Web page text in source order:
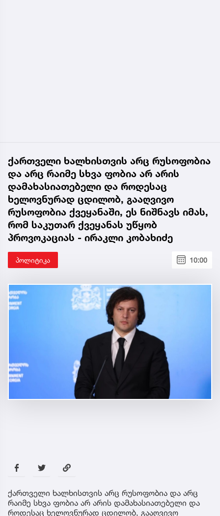
ქართველი ხალხისთვის არც რუსოფობია
და არც რაიმე სხვა ფობია არ არის
დამახასიათებელი და როდესაც
ხელოვნურად ცდილობ, გააღვივო
რუსოფობია ქვეყანაში, ეს ნიშნავს იმას,
რომ საკუთარ ქვეყანას უწყობ
პროვოკაციას - ირაკლი კობახიძე
პოლიტიკა 10:00
ქართველი ხალხისთვის არც რუსოფობია და არც
რაიმე სხვა ფობია არ არის დამახასიათებელი და
როდესაც ხელოვნურად ცდილობ, გააღვივო